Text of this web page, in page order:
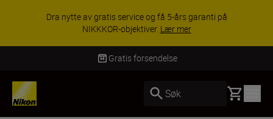
Dra nytte av gratis service og få 5-års garanti på
NIKKKOR-objektiver. Lær mer
Gratis forsendelse
Søk Basket